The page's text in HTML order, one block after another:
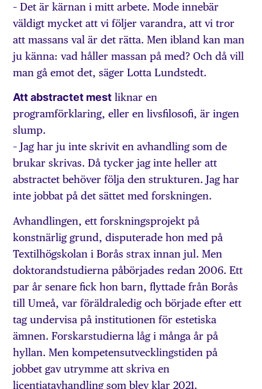
– Det är kärnan i mitt arbete. Mode innebär
väldigt mycket att vi följer varandra, att vi tror
att massans val är det rätta. Men ibland kan man
ju känna: vad håller massan på med? Och då vill
man gå emot det, säger Lotta Lundstedt.
Att abstractet mest liknar en
programförklaring, eller en livsfilosofi, är ingen
slump.
– Jag har ju inte skrivit en avhandling som de
brukar skrivas. Då tycker jag inte heller att
abstractet behöver följa den strukturen. Jag har
inte jobbat på det sättet med forskningen.
Avhandlingen, ett forskningsprojekt på
konstnärlig grund, disputerade hon med på
Textilhögskolan i Borås strax innan jul. Men
doktorandstudierna påbörjades redan 2006. Ett
par år senare fick hon barn, flyttade från Borås
till Umeå, var föräldraledig och började efter ett
tag undervisa på institutionen för estetiska
ämnen. Forskarstudierna låg i många år på
hyllan. Men kompetensutvecklingstiden på
jobbet gav utrymme att skriva en
licentiatavhandling som blev klar 2021.